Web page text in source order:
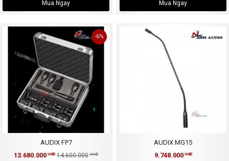
Mua Ngay Mua Ngay
AUDIX FP7
13.680.000 VNĐ 14.600.000 VNĐ
-6%
AUDIX MG15
9.748.000 VNĐ